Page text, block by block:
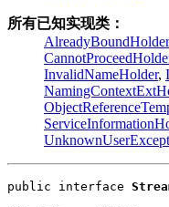
所有已知实现类：
AlreadyBoundHolder
InvalidNameHolder,
public interface